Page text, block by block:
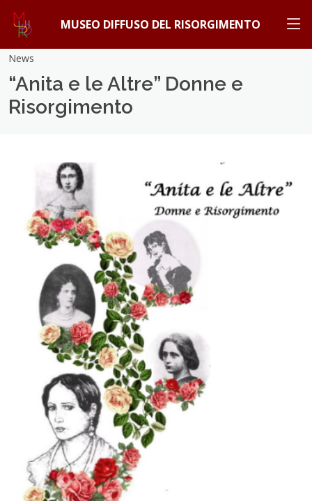
MUSEO DIFFUSO DEL RISORGIMENTO
News
“Anita e le Altre” Donne e
Risorgimento